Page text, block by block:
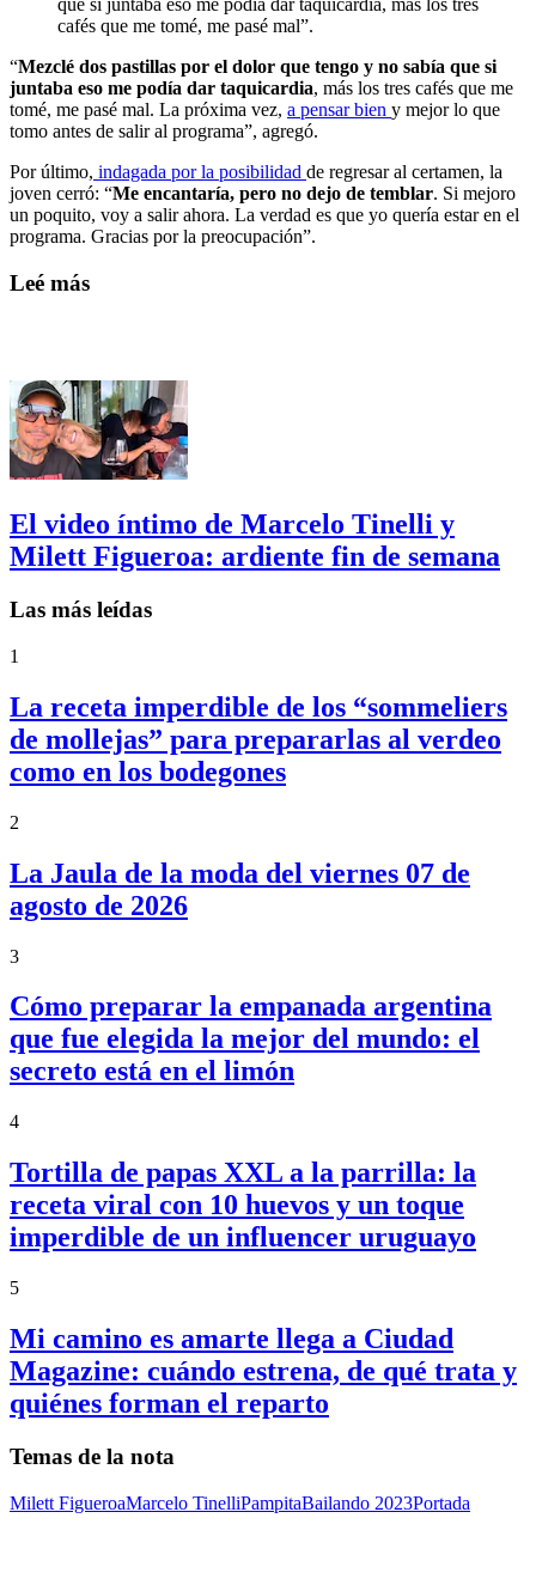
que si juntaba eso me podía dar taquicardia, más los tres
cafés que me tomé, me pasé mal”.
“Mezclé dos pastillas por el dolor que tengo y no sabía que si
juntaba eso me podía dar taquicardia, más los tres cafés que me
tomé, me pasé mal. La próxima vez, a pensar bien y mejor lo que
tomo antes de salir al programa”, agregó.
Por último, indagada por la posibilidad de regresar al certamen, la
joven cerró: “Me encantaría, pero no dejo de temblar. Si mejoro
un poquito, voy a salir ahora. La verdad es que yo quería estar en el
programa. Gracias por la preocupación”.
Leé más
El video íntimo de Marcelo Tinelli y
Milett Figueroa: ardiente fin de semana
Las más leídas
1
La receta imperdible de los “sommeliers
de mollejas” para prepararlas al verdeo
como en los bodegones
2
La Jaula de la moda del viernes 07 de
agosto de 2026
3
Cómo preparar la empanada argentina
que fue elegida la mejor del mundo: el
secreto está en el limón
4
Tortilla de papas XXL a la parrilla: la
receta viral con 10 huevos y un toque
imperdible de un influencer uruguayo
5
Mi camino es amarte llega a Ciudad
Magazine: cuándo estrena, de qué trata y
quiénes forman el reparto
Temas de la nota
Milett FigueroaMarcelo TinelliPampitaBailando 2023Portada